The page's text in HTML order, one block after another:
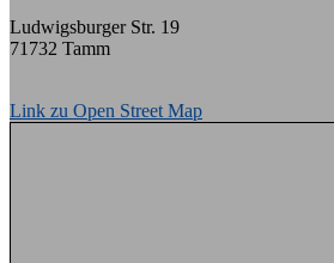
Ludwigsburger Str. 19
71732 Tamm
Link zu Open Street Map